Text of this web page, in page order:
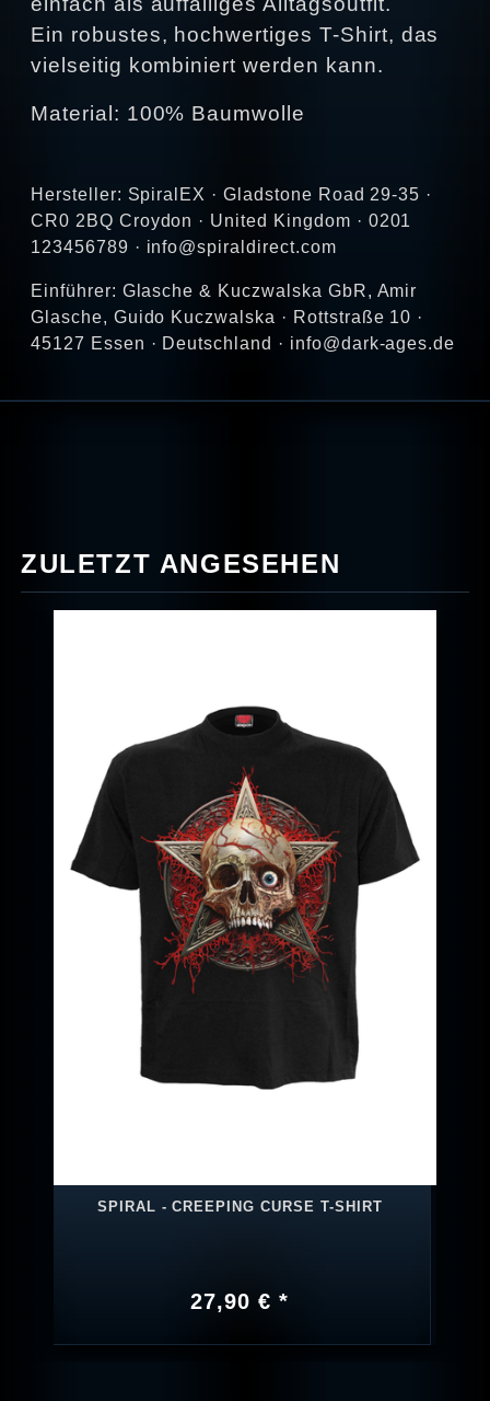
Ein robustes, hochwertiges T-Shirt, das
vielseitig kombiniert werden kann.
Material: 100% Baumwolle
Hersteller: SpiralEX · Gladstone Road 29-35 ·
CR0 2BQ Croydon · United Kingdom · 0201
123456789 · info@spiraldirect.com
Einführer: Glasche & Kuczwalska GbR, Amir
Glasche, Guido Kuczwalska · Rottstraße 10 ·
45127 Essen · Deutschland · info@dark-ages.de
ZULETZT ANGESEHEN
SPIRAL - CREEPING CURSE T-SHIRT
27,90 € *